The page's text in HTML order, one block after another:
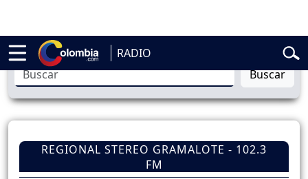
RADIO
de la Espriella Vuelta a Colombia
Buscar
REGIONAL STEREO GRAMALOTE - 102.3
FM